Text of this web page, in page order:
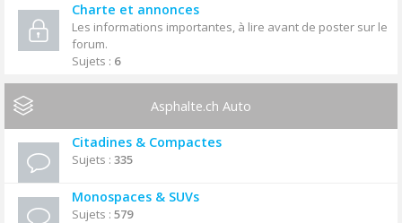
Charte et annonces
Les informations importantes, à lire avant de poster sur le
forum.
Sujets : 6
Asphalte.ch Auto
Citadines & Compactes
Sujets : 335
Monospaces & SUVs
Sujets : 579